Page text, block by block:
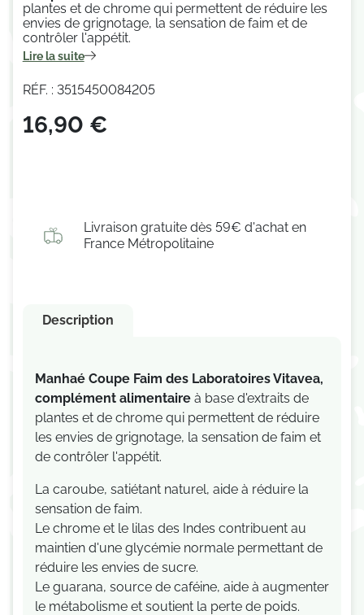
plantes et de chrome qui permettent de réduire les
envies de grignotage, la sensation de faim et de
contrôler l'appétit.
Lire la suite
RÉF. : 3515450084205
16,90 €
Livraison gratuite dès 59€ d'achat en
France Métropolitaine
Description
Manhaé Coupe Faim des Laboratoires Vitavea,
complément alimentaireà base d'extraits de
plantes et de chrome qui permettent de réduire
les envies de grignotage, la sensation de faim et
de contrôler l'appétit.
La caroube, satiétant naturel, aide à réduire la
sensation de faim.
Le chrome et le lilas des Indes contribuent au
maintien d'une glycémie normale permettant de
réduire les envies de sucre.
Le guarana, source de caféine, aide à augmenter
le métabolisme et soutient la perte de poids.